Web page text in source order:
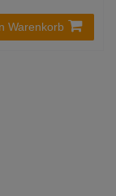
Warenkorb